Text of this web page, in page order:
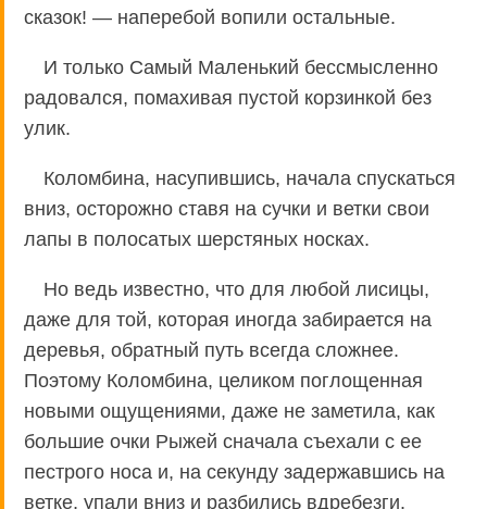
сказок! — наперебой вопили остальные.
И только Самый Маленький бессмысленно
радовался, помахивая пустой корзинкой без
улик.
Коломбина, насупившись, начала спускаться
вниз, осторожно ставя на сучки и ветки свои
лапы в полосатых шерстяных носках.
Но ведь известно, что для любой лисицы,
даже для той, которая иногда забирается на
деревья, обратный путь всегда сложнее.
Поэтому Коломбина, целиком поглощенная
новыми ощущениями, даже не заметила, как
большие очки Рыжей сначала съехали с ее
пестрого носа и, на секунду задержавшись на
ветке, упали вниз и разбились вдребезги.